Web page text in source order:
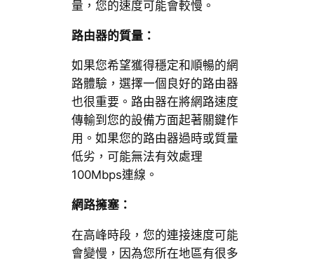
量，您的速度可能會較慢。
路由器的質量：
如果您希望獲得穩定和順暢的網
路體驗，選擇一個良好的路由器
也很重要。路由器在將網路速度
傳輸到您的設備方面起著關鍵作
用。如果您的路由器過時或質量
低劣，可能無法有效處理
100Mbps連線。
網路擁塞：
在高峰時段，您的連接速度可能
會變慢，因為您所在地區有很多